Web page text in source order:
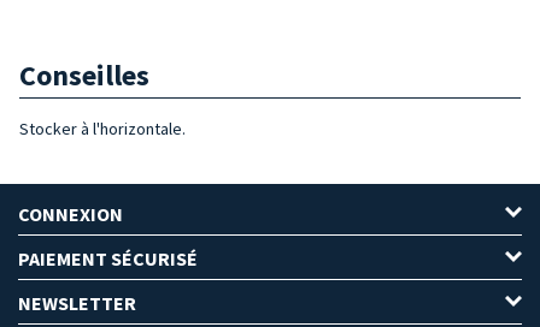
Conseilles
Stocker à l'horizontale.
CONNEXION
PAIEMENT SÉCURISÉ
NEWSLETTER